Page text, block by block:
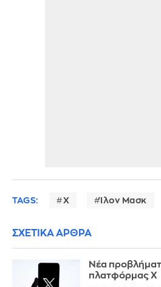
TAGS: X Ίλον Μασκ
ΣΧΕΤΙΚΑ ΑΡΘΡΑ
Νέα
πλατφόρμας Χ